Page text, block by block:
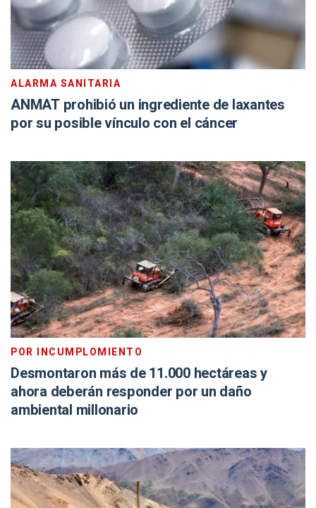
ALARMA SANITARIA
ANMAT prohibió un ingrediente de laxantes
por su posible vínculo con el cáncer
POR INCUMPLOMIENTO
Desmontaron más de 11.000 hectáreas y
ahora deberán responder por un daño
ambiental millonario